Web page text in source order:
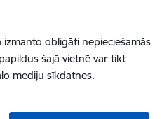
obligāti nepieciešamās
šajā vietnē var tikt
mediju sīkdatnes.